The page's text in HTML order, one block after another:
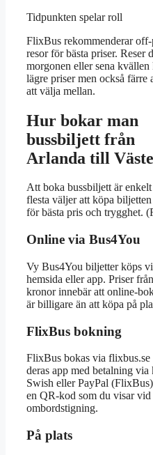
Tidpunkten spelar roll
FlixBus rekommenderar
resor för bästa priser. Reser
morgonen eller sena kvällen
lägre priser men också färre
att välja mellan.
Hur bokar man
bussbiljett från
Arlanda till
Att boka bussbiljett är
flesta väljer att köpa
för bästa pris och trygghet.
Online via Bus4You
Vy Bus4You biljetter köps
hemsida eller app. Priser
kronor innebär att online-
är billigare än att köpa på
FlixBus bokning
FlixBus bokas via flixbus.se
deras app med betalning via
Swish eller PayPal
en QR-kod som du visar vid
ombordstigning.
På plats